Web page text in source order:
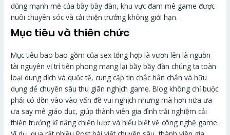
dũng mạnh mẽ của bầy bầy đàn, khu vực đam mê game được
nuôi chuyên sóc và cải thiện trưởng không giới hạn.
Mục tiêu và thiên chức
Mục tiêu bao bao gồm của sex tổng hợp là vươn lên là nguồn
tài nguyên vị trí tiên phong mang lại bầy bầy đàn chúng ta toàn
loại dung dịch và quốc tế, cung cấp tin chắc hẳn chắn và hữu
dụng để chuyên sâu thu giãn nghịch game. Blog không chỉ buộc
phải có dồn vào vào vấn đề vui nghịch nhưng mà hơn nữa ưa
ưa say mê giáo dục, giúp thành viên gia đình trải nghiệm cải
thiện trưởng kĩ năng chiến lược và hiểu biết về công nghệ game.